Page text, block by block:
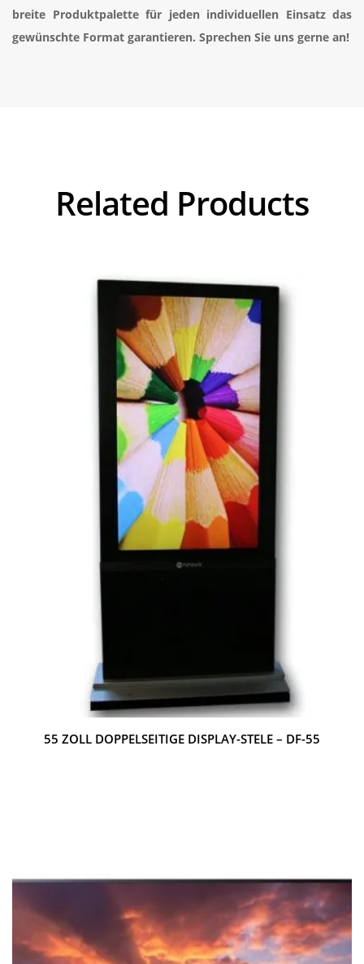
breite Produktpalette für jeden individuellen Einsatz das
gewünschte Format garantieren. Sprechen Sie uns gerne an!
Related Products
55 ZOLL DOPPELSEITIGE DISPLAY-STELE – DF-55